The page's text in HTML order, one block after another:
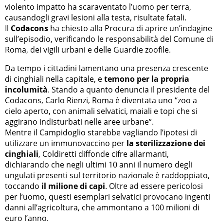
violento impatto ha scaraventato l’uomo per terra,
causandogli gravi lesioni alla testa, risultate fatali.
Il Codacons ha chiesto alla Procura di aprire un’indagine
sull’episodio, verificando le responsabilità del Comune di
Roma, dei vigili urbani e delle Guardie zoofile.
Da tempo i cittadini lamentano una presenza crescente
di cinghiali nella capitale, etemono per la propria
incolumità. Stando a quanto denuncia il presidente del
Codacons, Carlo Rienzi, Roma è diventata uno “zoo a
cielo aperto, con animali selvatici, maiali e topi che si
aggirano indisturbati nelle aree urbane”.
Mentre il Campidoglio starebbe vagliando l’ipotesi di
utilizzare un immunovaccino per la sterilizzazione dei
cinghiali, Coldiretti diffonde cifre allarmanti,
dichiarando che negli ultimi 10 anni il numero degli
ungulati presenti sul territorio nazionale è raddoppiato,
toccando il milione di capi. Oltre ad essere pericolosi
per l’uomo, questi esemplari selvatici provocano ingenti
danni all’agricoltura, che ammontano a 100 milioni di
euro l’anno.